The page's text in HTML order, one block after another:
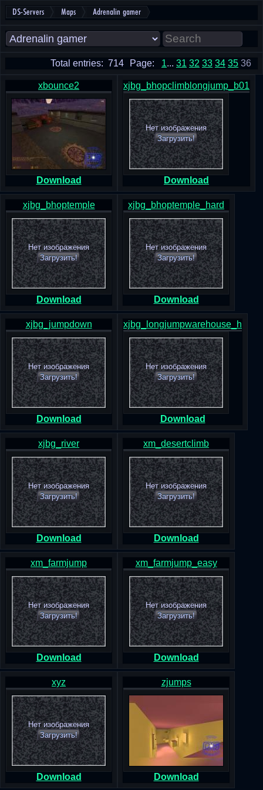
DS-Servers Maps Adrenalin gamer
Page: 1... 31 32 33 34 35 36
Total entries: 714
xbounce2
Download
xjbg_bhopclimblongjump_b01
Нет изображения
Загрузить!
Download
xjbg_bhoptemple
Нет изображения
Загрузить!
Download
xjbg_bhoptemple_hard
Нет изображения
Загрузить!
Download
xjbg_jumpdown
Нет изображения
Загрузить!
Download
xjbg_longjumpwarehouse_h
Нет изображения
Загрузить!
Download
xjbg_river
Нет изображения
Загрузить!
Download
xm_desertclimb
Нет изображения
Загрузить!
Download
xm_farmjump
Нет изображения
Загрузить!
Download
xm_farmjump_easy
Нет изображения
Загрузить!
Download
xyz
Нет изображения
Загрузить!
Download
zjumps
Download